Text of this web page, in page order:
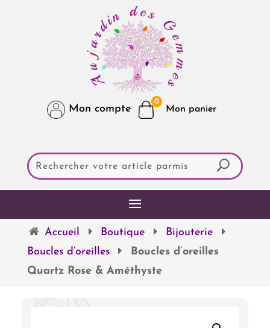
Mon compte
0
Accueil Boutique
Bijouterie
Boucles d’oreilles
Boucles d’oreilles
Quartz Rose & Améthyste